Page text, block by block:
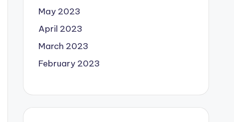
May 2023
April 2023
March 2023
February 2023